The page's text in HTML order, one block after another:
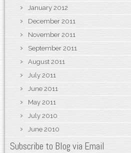
January 2012
December 2011
November 2011
September 2011
August 2011
July 2011
June 2011
May 2011
July 2010
June 2010
Subscribe to Blog via Email